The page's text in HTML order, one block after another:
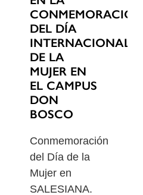
CONMEMORACIÓN
DEL DÍA
INTERNACIONAL
DE LA
MUJER EN
EL CAMPUS
DON
BOSCO
Conmemoración
del Día de la
Mujer en
SALESIANA.